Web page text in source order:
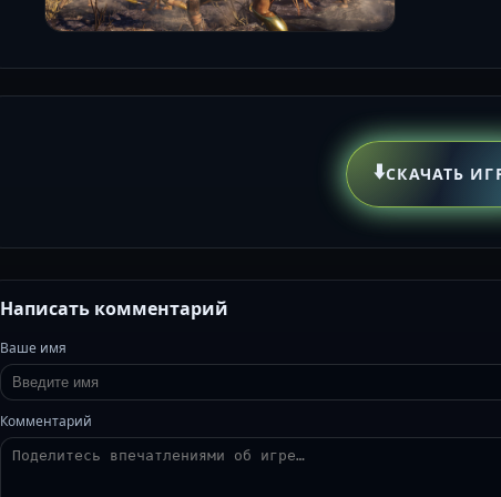
⬇️СКАЧАТЬ
Написать комментарий
Ваше имя
Комментарий